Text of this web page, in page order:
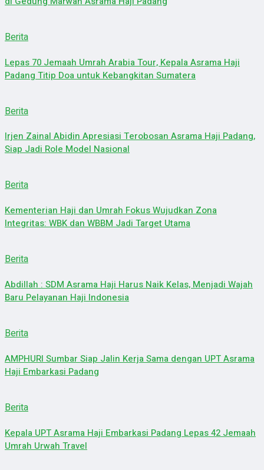
Berita
Lepas 70 Jemaah Umrah Arabia Tour, Kepala Asrama Haji
Padang Titip Doa untuk Kebangkitan Sumatera
Berita
Irjen Zainal Abidin Apresiasi Terobosan Asrama Haji Padang,
Siap Jadi Role Model Nasional
Berita
Kementerian Haji dan Umrah Fokus Wujudkan Zona
Integritas: WBK dan WBBM Jadi Target Utama
Berita
Abdillah : SDM Asrama Haji Harus Naik Kelas, Menjadi Wajah
Baru Pelayanan Haji Indonesia
Berita
AMPHURI Sumbar Siap Jalin Kerja Sama dengan UPT Asrama
Haji Embarkasi Padang
Berita
Kepala UPT Asrama Haji Embarkasi Padang Lepas 42 Jemaah
Umrah Urwah Travel